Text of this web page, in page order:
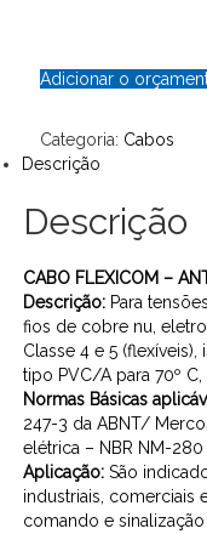
Adicionar o
Categoria: Cabos
Descrição
Descrição
CABO FLEXICOM –
Descrição:Para
fios de cobre nu,
Classe 4 e 5
tipo PVC/A para 70º C,
Normas Básicas
247-3 da ABNT/
elétrica – NBR NM-280
Aplicação:São
industriais, comerciais
comando e